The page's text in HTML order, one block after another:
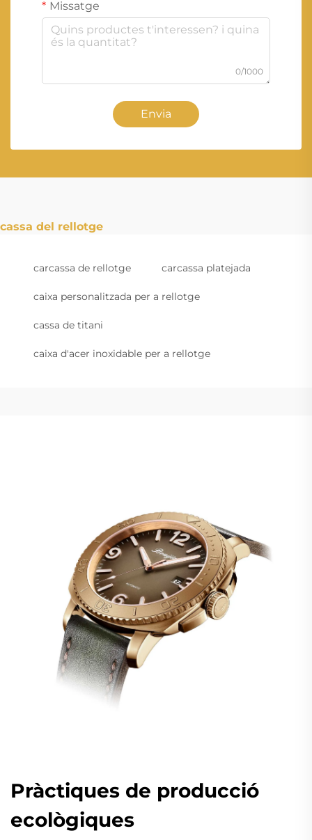
Missatge
0/1000
Envia
cassa del rellotge
carcassa de rellotge carcassa platejada
caixa personalitzada per a rellotge
cassa de titani
caixa d'acer inoxidable per a rellotge
Pràctiques de producció
ecològiques